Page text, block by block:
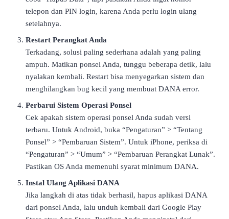
telepon dan PIN login, karena Anda perlu login ulang
setelahnya.
Restart Perangkat Anda
Terkadang, solusi paling sederhana adalah yang paling
ampuh. Matikan ponsel Anda, tunggu beberapa detik, lalu
nyalakan kembali. Restart bisa menyegarkan sistem dan
menghilangkan bug kecil yang membuat DANA error.
Perbarui Sistem Operasi Ponsel
Cek apakah sistem operasi ponsel Anda sudah versi
terbaru. Untuk Android, buka “Pengaturan” > “Tentang
Ponsel” > “Pembaruan Sistem”. Untuk iPhone, periksa di
“Pengaturan” > “Umum” > “Pembaruan Perangkat Lunak”.
Pastikan OS Anda memenuhi syarat minimum DANA.
Instal Ulang Aplikasi DANA
Jika langkah di atas tidak berhasil, hapus aplikasi DANA
dari ponsel Anda, lalu unduh kembali dari Google Play